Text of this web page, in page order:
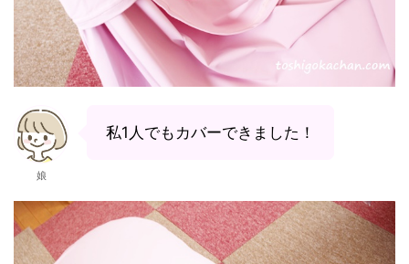
娘
私1人でもカバーできました！